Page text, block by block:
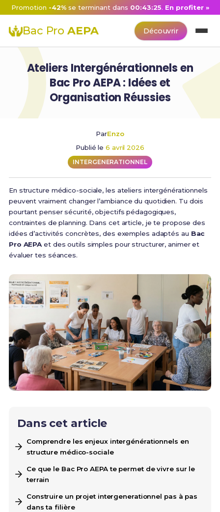
Promotion -42%se terminant dans 00:43:23. En profiter »
Bac Pro AEPA Découvrir
Ateliers Intergénérationnels en
Bac Pro AEPA : Idées et
Organisation Réussies
ParEnzo
Publié le6 avril 2026
INTERGENERATIONNEL
En structure médico-sociale, les ateliers intergénérationnels
peuvent vraiment changer l’ambiance du quotidien. Tu dois
pourtant penser sécurité, objectifs pédagogiques,
contraintes de planning. Dans cet article, je te propose des
idées d’activités concrètes, des exemples adaptés au Bac
Pro AEPA et des outils simples pour structurer, animer et
évaluer tes séances.
Dans cet article
Comprendre les enjeux intergénérationnels en
structure médico-sociale
Ce que le Bac Pro AEPA te permet de vivre sur le
terrain
Construire un projet intergenerationnel pas à pas
dans ta filière